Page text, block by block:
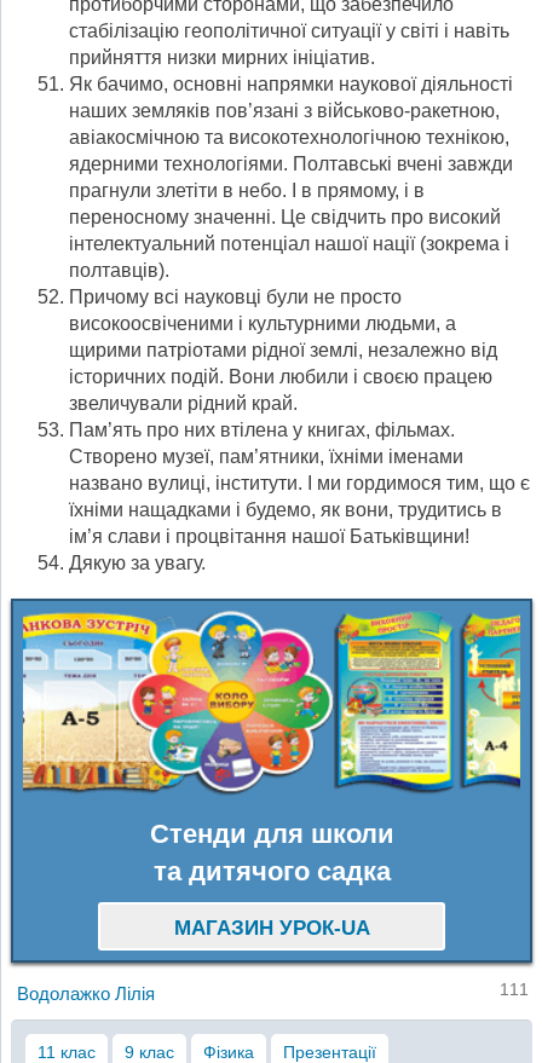
стабілізацію геополітичної ситуації у світі і навіть
прийняття низки мирних ініціатив.
Як бачимо, основні напрямки наукової діяльності
наших земляків пов’язані з військово-ракетною,
авіакосмічною та високотехнологічною технікою,
ядерними технологіями. Полтавські вчені завжди
прагнули злетіти в небо. І в прямому, і в
переносному значенні. Це свідчить про високий
інтелектуальний потенціал нашої нації (зокрема і
полтавців).
Причому всі науковці були не просто
високоосвіченими і культурними людьми, а
щирими патріотами рідної землі, незалежно від
історичних подій. Вони любили і своєю працею
звеличували рідний край.
Пам’ять про них втілена у книгах, фільмах.
Створено музеї, пам’ятники, їхніми іменами
названо вулиці, інститути. І ми гордимося тим, що є
їхніми нащадками і будемо, як вони, трудитись в
ім’я слави і процвітання нашої Батьківщини!
Дякую за увагу.
Стенди для школи
та дитячого садка
МАГАЗИН УРОК-UA
Водолажко Лілія 111
11 клас 9 клас Фізика Презентації